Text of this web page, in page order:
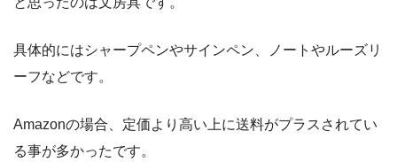
具体的にはシャープペンやサインペン、ノートやルーズリ
ーフなどです。
Amazonの場合、定価より高い上に送料がプラスされてい
る事が多かったです。